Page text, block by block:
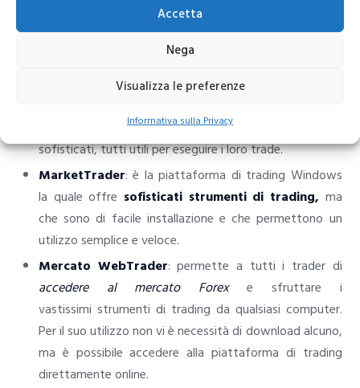
Accetta
Nega
Visualizza le preferenze
Informativa sulla Privacy
Quando si tratta di flessibilità, Markets.com non è secondo
a nessuno! Infatti esso offre la possibilità difare trading
scegliendo tra ben 8 differenti piattaforme:
MetaTrader 4:piattaforma molto diffusa tra i trader
diversi strumenti di trading online, anche tra i più
sofisticati, tutti utili per eseguire i loro trade.
MarketTrader: è la piattaforma di trading Windows
la quale offre sofisticati strumenti di trading, ma
che sono di facile installazione e che permettono un
utilizzo semplice e veloce.
Mercato WebTrader: permette a tutti i trader di
accedere al mercato Forexe sfruttare i
vastissimi strumenti di trading da qualsiasi computer.
Per il suo utilizzo non vi è necessità di download alcuno,
ma è possibile accedere alla piattaforma di trading
direttamente online.